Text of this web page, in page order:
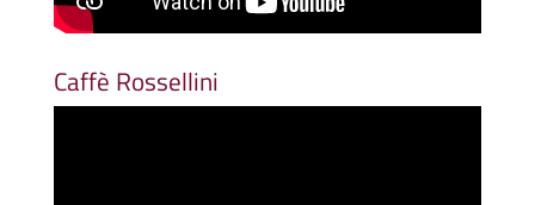
Caffè Rossellini